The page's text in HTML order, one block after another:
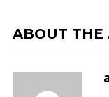
ABOUT THE